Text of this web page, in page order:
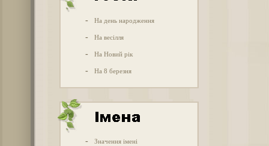
- На день народження
- На весілля
- На Новий рік
- На 8 березня
- Значення імені